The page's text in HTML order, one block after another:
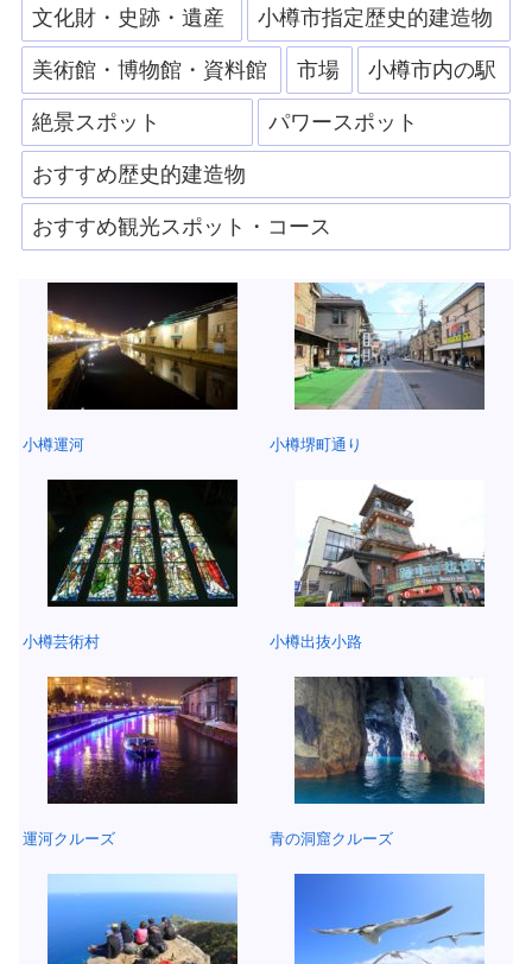
文化財・史跡・遺産 小樽市指定歴史的建造物
美術館・博物館・資料館 市場 小樽市内の駅
絶景スポット パワースポット
おすすめ歴史的建造物
おすすめ観光スポット・コース
小樽運河
小樽芸術村
運河クルーズ
小樽堺町通り
小樽出抜小路
青の洞窟クルーズ